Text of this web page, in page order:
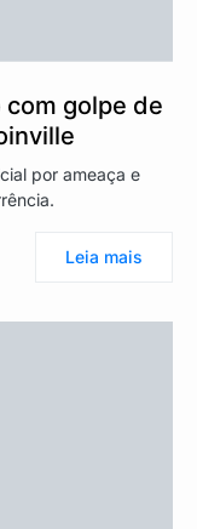
golpe de
por ameaça e
Leia mais